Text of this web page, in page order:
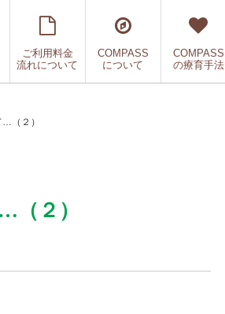
ご利用料金
流れについて
COMPASS
について
COMPASS
の療育手法
（２）
２）